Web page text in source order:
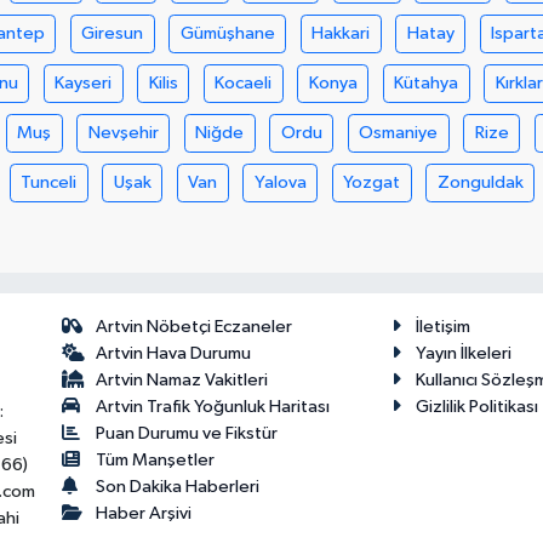
Giresun Gümüşhane Hakkari Hatay
Kayseri Kilis Kocaeli Konya Kütahya
Muş Nevşehir Niğde Ordu Osmaniye Rize
Tunceli Uşak Van Yalova Yozgat Zonguldak
Artvin Nöbetçi Eczaneler
Artvin Hava Durumu
Artvin Namaz Vakitleri
Artvin Trafik Yoğunluk Haritası
Puan Durumu ve Fikstür
Tüm Manşetler
Son Dakika Haberleri
Haber Arşivi
İletişim
Yayın İlkeleri
Kullanıcı
Gizlilik Politikası